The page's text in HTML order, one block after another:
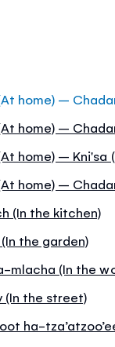
home) –
home) –
home) – Kni'sa
home) –
(In the kitchen)
the garden)
mlacha (In the
(In the street)
ha-